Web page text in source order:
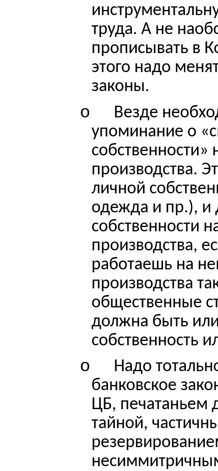
труда. А не
прописывать в
этого надо
законы.
o
Везде
упоминание о
собственности»
производства.
личной
одежда и пр.), и
собственности
производства,
работаешь на
производства
общественные
должна быть
собственность
o
Надо
банковское
ЦБ, печатаньем
тайной,